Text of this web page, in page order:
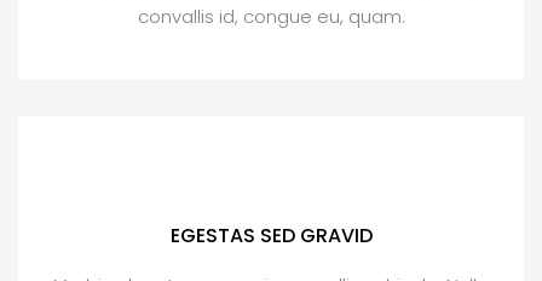
convallis id, congue eu, quam.
EGESTAS SED GRAVID